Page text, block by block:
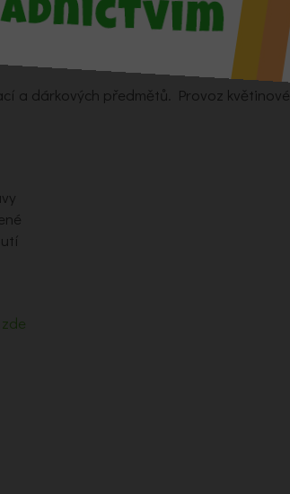
a dárkových předmětů. Provoz květinové